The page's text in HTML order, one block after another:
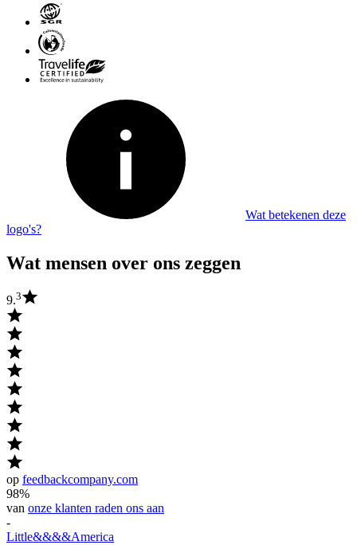
Wat betekenen deze
logo's?
Wat mensen over ons zeggen
9.3
op feedbackcompany.com
98%
van onze klanten raden ons aan
-
Little&&&&America